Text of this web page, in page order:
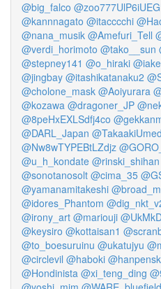
@big_falco
@kannnagato @itacccchi
@nana_musik @Amefuri_Tell
@verdi_horimoto @tako__sun
@stepney141 @o_hiraki
@jingbay @itashikatanaku2
@cholone_mask @Aoiyurara
@kozawa @dragoner_JP
@8peHxEXLSdfj4co
@DARL_Japan
@Nw8wTYPEBtLZdjz
@u_h_kondate @rinski_shihan
@sonotanosolt @cima_35
@yamanamitakeshi
@idores_Phantom
@irony_art @mariouji
@keysiro @kottaisan1
@to_boesuruinu @ukatujyu
@circlevil @haboki
@Hondinista @xi_teng_ding